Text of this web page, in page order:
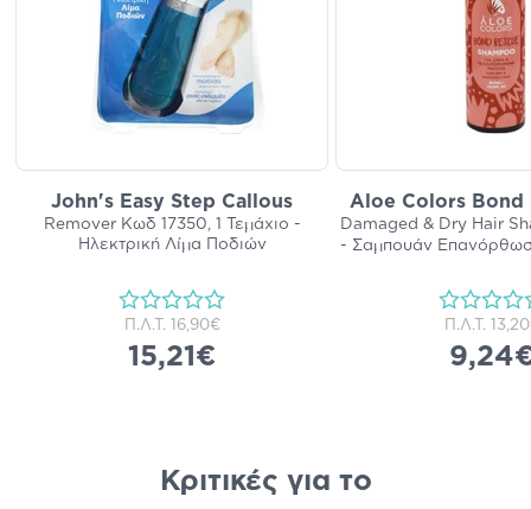
John's Easy Step Callous
Remover Κωδ 17350, 1 Τεμάχιο -
Ηλεκτρική Λίμα Ποδιών
Π.Λ.Τ. 16,90€
15,21€
Aloe Colors Bond
Damaged & Dry Hair
- Σαμπουάν
Π.Λ.Τ.
Κριτικές για το